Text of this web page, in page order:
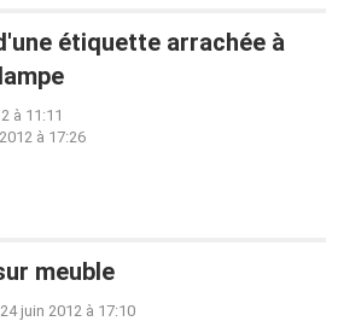
étiquette arrachée à
à 11:11
à 17:26
meuble
24 juin 2012 à 17:10